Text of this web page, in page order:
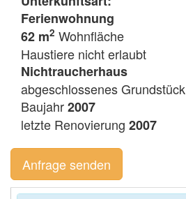
Ferienwohnung
62 m2 Wohnfläche
Haustiere nicht erlaubt
Nichtraucherhaus
abgeschlossenes Grundstück
Baujahr2007
letzte Renovierung 2007
Anfrage senden